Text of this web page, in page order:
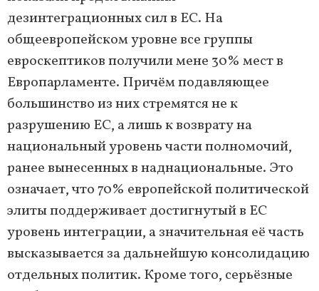
дезинтеграционных сил в ЕС. На
общеевропейском уровне все группы
евроскептиков получили мене 30% мест в
Европарламенте. Причём подавляющее
большинство из них стремятся не к
разрушению ЕС, а лишь к возврату на
национальный уровень части полномочий,
ранее вынесенных в наднациональные. Это
означает, что 70% европейской политической
элиты поддерживает достигнутый в ЕС
уровень интеграции, а значительная её часть
высказывается за дальнейшую консолидацию
отдельных политик. Кроме того, серьёзные